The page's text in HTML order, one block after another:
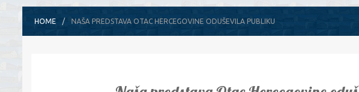
HOME NAŠA PREDSTAVA OTAC HERCEGOVINE ODUŠEVILA PUBLIKU